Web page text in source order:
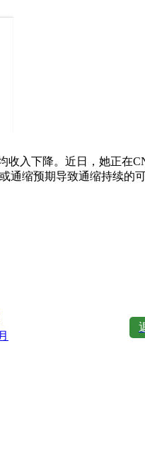
下降。近日，她正在
缩预期导致通缩持续的